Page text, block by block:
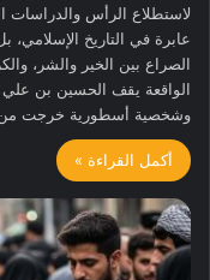
لاستطلاع الرأس
عابرة في التاريخ
الصراع بين الخير والشر،
الواقعة يقف الحسين بن علي
وشخصية أسطورية خرجت
أكمل القراءة »